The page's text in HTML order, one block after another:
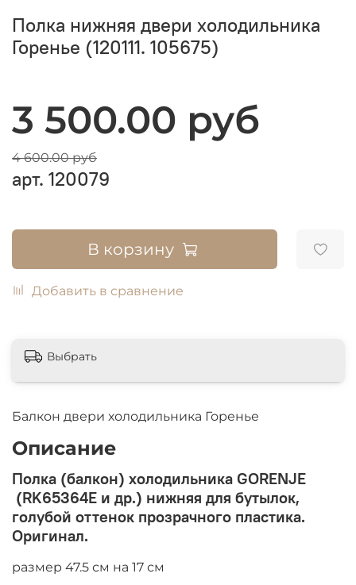
Полка нижняя двери холодильника
Горенье (120111. 105675)
3 500.00 руб
4 600.00 руб
арт. 120079
В корзину
Добавить в сравнение
Балкон двери холодильника Горенье
Описание
Полка (балкон) холодильника GORENJE
(RK65364E и др.) нижняя для бутылок,
голубой оттенок прозрачного пластика.
Оригинал.
размер 47.5 см на 17 см
Выбрать